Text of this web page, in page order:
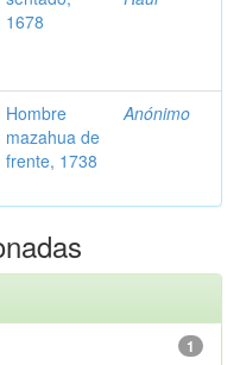
1678
Hombre
mazahua de
frente, 1738
Anónimo
1